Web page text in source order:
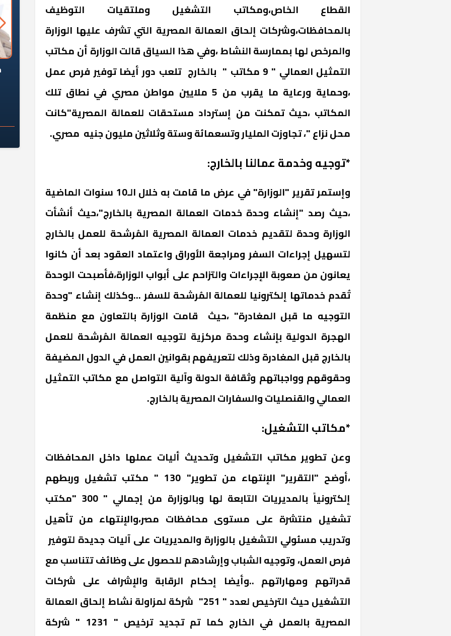
القطاع الخاص،ومكاتب التشغيل وملتقيات التوظيف
بالمحافظات،وشركات إلحاق العمالة المصرية التي تشرف عليها الوزارة
والمرخص لها بممارسة النشاط ،وفي هذا السياق قالت الوزارة أن مكاتب
التمثيل العمالي " 9 مكاتب " بالخارج تلعب دور أيضا توفير فرص عمل
،وحماية ورعاية ما يقرب من 5 ملايين مواطن مصري في نطاق تلك
المكاتب ،حيث تمكنت من إسترداد مستحقات للعمالة المصرية"كانت
محل نزاع "، تجاوزت المليار وتسعمائة وستة وثلاثين مليون جنيه مصري.
*توجيه وخدمة عمالنا بالخارج:
وإستمر تقرير "الوزارة" في عرض ما قامت به خلال الـ10 سنوات الماضية
،حيث رصد "إنشاء وحدة خدمات العمالة المصرية بالخارج"،حيث أنشأت
الوزارة وحدة لتقديم خدمات العمالة المصرية المُرشحة للعمل بالخارج
لتسهيل إجراءات السفر ومراجعة الأوراق واعتماد العقود بعد أن كانوا
يعانون من صعوبة الإجراءات والتزاحم على أبواب الوزارة،فأصبحت الوحدة
تُقدم خدماتها إلكترونيا للعمالة المُرشحة للسفر ...وكذلك إنشاء "وحدة
التوجيه ما قبل المغادرة" ،حيث قامت الوزارة بالتعاون مع منظمة
الهجرة الدولية بإنشاء وحدة مركزية لتوجيه العمالة المُرشحة للعمل
بالخارج قبل المغادرة وذلك لتعريفهم بقوانين العمل في الدول المضيفة
وحقوقهم وواجباتهم وثقافة الدولة وآلية التواصل مع مكاتب التمثيل
العمالي والقنصليات والسفارات المصرية بالخارج.
*مكاتب التشغيل:
وعن تطوير مكاتب التشغيل وتحديث أليات عملها داخل المحافظات
،أوضح "التقرير" الإنتهاء من تطوير" 130 " مكتب تشغيل وربطهم
إلكترونياً بالمديريات التابعة لها وبالوزارة من إجمالي " 300 "مكتب
تشغيل منتشرة على مستوى محافظات مصر،والإنتهاء من تأهيل
وتدريب مسئولي التشغيل بالوزارة والمديريات على آليات جديدة لتوفير
فرص العمل، وتوجيه الشباب وإرشادهم للحصول على وظائف تتناسب مع
قدراتهم ومهاراتهم ..وأيضا إحكام الرقابة والإشراف على شركات
التشغيل حيث الترخيص لعدد " 251" شركة لمزاولة نشاط إلحاق العمالة
المصرية بالعمل في الخارج كما تم تجديد ترخيص " 1231 " شركة
«المؤشر» يطرح السؤال الصعب: هل
كان اختيار خريج معهد العاشر من
رمضان وزيرًا للإسكان قرارًا صائبًا؟
لماذا تخالف الشركات العقارية
تعليمات الرئيس السيسي؟